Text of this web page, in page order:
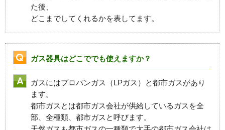
た後、
どこまでしてくれるかを表してます。
ガス器具はどこででも使えますか？
ガスにはプロパンガス（LPガス）と都市ガスがあり
ます。
都市ガスとは都市ガス会社が供給しているガスを全
部、全種類、都市ガスと呼びます。